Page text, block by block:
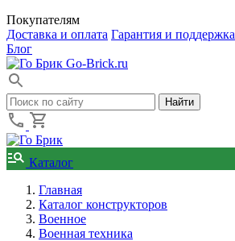
Покупателям
Доставка и оплата Гарантия и поддержка
Блог
Go-Brick.ru
Каталог
Главная
Каталог конструкторов
Военное
Военная техника